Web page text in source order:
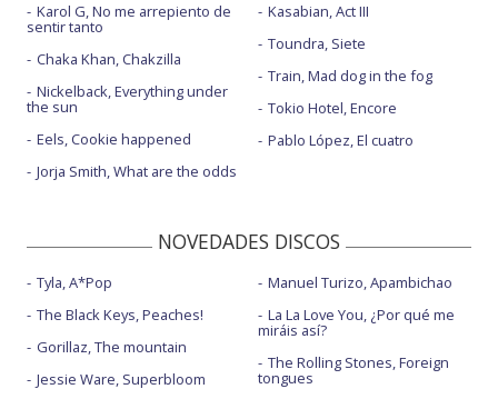
Karol G, No me arrepiento de
sentir tanto
Chaka Khan, Chakzilla
Nickelback, Everything under
the sun
Eels, Cookie happened
Jorja Smith, What are the odds
Kasabian, Act III
Toundra, Siete
Train, Mad dog in the fog
Tokio Hotel, Encore
Pablo López, El cuatro
NOVEDADES DISCOS
Tyla, A*Pop
The Black Keys, Peaches!
Gorillaz, The mountain
Jessie Ware, Superbloom
Manuel Turizo, Apambichao
La La Love You, ¿Por qué me
miráis así?
The Rolling Stones, Foreign
tongues